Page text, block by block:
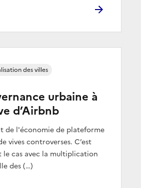
urbaine à
d’Airbnb
de l'économie de plateforme
vives controverses. C’est
le cas avec la multiplication
des (…)
des villes